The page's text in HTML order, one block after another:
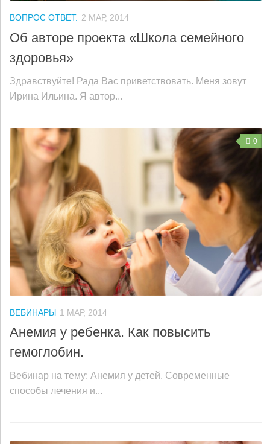
ВОПРОС ОТВЕТ. 2 МАР, 2014
Об авторе проекта «Школа семейного
здоровья»
Здравствуйте! Рада Вас приветствовать. Меня зовут
Ирина Ильина. Я автор...
0
ВЕБИНАРЫ 1 МАР, 2014
Анемия у ребенка. Как повысить
гемоглобин.
Вебинар на тему: Анемия у детей. Современные
способы лечения и...